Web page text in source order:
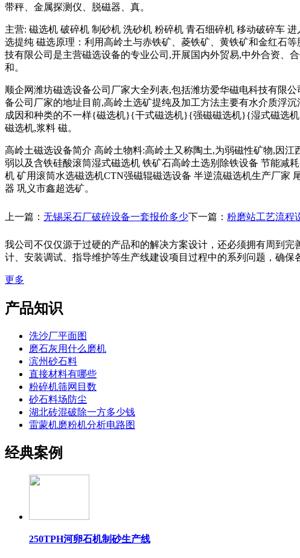
带秤、金属探测仪、脱磁器、真。
主营: 磁选机 破碎机 制砂机 洗砂机 粉碎机 青石细碎机 移动破碎车
选提纯 磁选原理：利⽤⾼岭⼟与⾚铁矿、菱铁矿、黄铁矿和⾦红⽯
技有限公司是主营磁选设备的专业公司,开展国内外贸易,中外合资、
和。
顺企网潍坊磁选设备公司厂家大全列表,包括潍坊爱华磁电科技有限
备公司厂家的地址目前,高岭土选矿提纯及加工方法主要有水介质浮
成因和种类的不一样{磁选机}{干式磁选机}{强磁磁选机}{湿式磁选
磁选机,浆料 磁。
高岭土磁选设备简介 高岭土物料:高岭土又称陶土,为弱磁性矿物,因
弱以及含铁硅酸滚筒湿式磁选机 铁矿石高岭土选别除铁设备 节能减
机 矿用滚筒水选磁选机CTN强磁辊磁选设备 半逆流磁选机生产厂家
器 巩义市鑫超选矿。
上一篇： 无锡采石厂破碎设备一套报价多少下一篇： 粉磨站工艺流程
我公司不仅仅源于过硬的产品和的解决方案设计，还必须拥有周到
计、安装调试、指导维护等生产线建设项目过程中的系列问题，确
更多
产品知识
洗沙厂平面图
磨石灰用什么磨机
滨州砂石料
直接材料有哪些
粉碎机筛网目数
砂石料场防尘
湖北砖混破除一方多少钱
雷蒙机磨粉机分析电路图
经典案例
250TPH河卵石机制砂生产线